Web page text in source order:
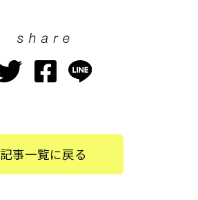
記事一覧に戻る